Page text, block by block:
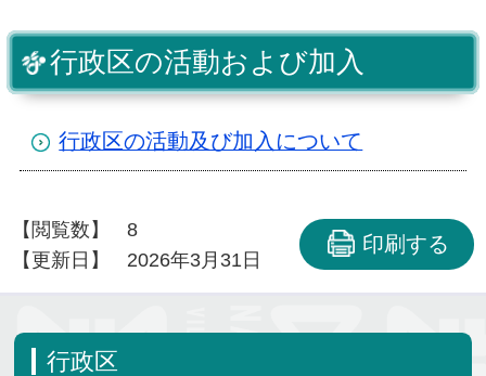
行政区の活動および加入
行政区の活動及び加入について
【閲覧数】
8
【更新日】
2026年3月31日
印刷する
行政区